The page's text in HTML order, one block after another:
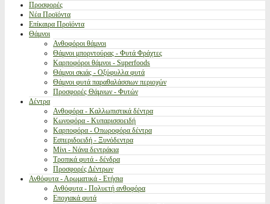
Προσφορές
Νέα Προϊόντα
Επίκαιρα Προϊόντα
Θάμνοι
Ανθοφόροι θάμνοι
Θάμνοι μπορντούρας - Φυτά Φράχτες
Καρποφόροι θάμνοι - Superfoods
Θάμνοι σκιάς - Οξύφυλλα φυτά
Θάμνοι φυτά παραθαλάσσιων περιοχών
Προσφορές Θάμνων - Φυτών
Δέντρα
Ανθοφόρα - Καλλωπιστικά δέντρα
Κωνοφόρα - Κυπαρισσοειδή
Καρποφόρα - Οπωροφόρα δέντρα
Εσπεριδοειδή - Ξυνόδεντρα
Μίνι - Νάνα δεντράκια
Τροπικά φυτά - δένδρα
Προσφορές Δέντρων
Ανθόφυτα - Αρωματικά - Ετήσια
Ανθόφυτα - Πολυετή ανθοφόρα
Εποχιακά φυτά